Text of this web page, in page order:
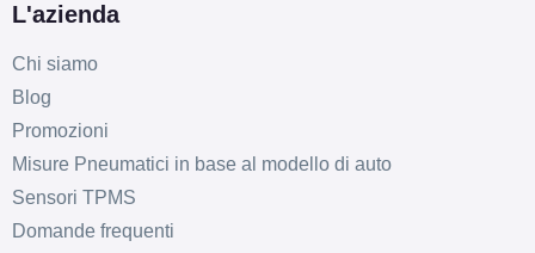
L'azienda
Chi siamo
Blog
Promozioni
Misure Pneumatici in base al modello di auto
Sensori TPMS
Domande frequenti